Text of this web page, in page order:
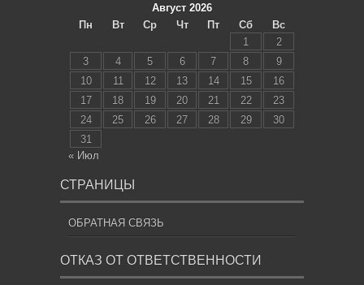
Август 2026
Пн
Вт Ср Чт Пт Сб
Вс
1
2
3
4 5 6 7 8
9
10
11 12 13 14 15
16
17
18 19 20 21 22
23
24
25 26 27 28 29
30
31
« Июл
СТРАНИЦЫ
ОБРАТНАЯ СВЯЗЬ
ОТКАЗ ОТ ОТВЕТСТВЕННОСТИ